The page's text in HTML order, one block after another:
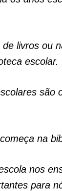
livros ou
escolar.
são
na
nos
para